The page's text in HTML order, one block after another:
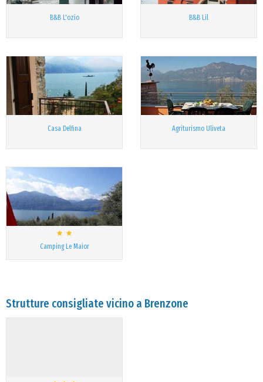
B&B L'ozio B&B Lil
Casa Delfina Agriturismo Uliveta
Camping Le Maior
Strutture consigliate vicino a Brenzone